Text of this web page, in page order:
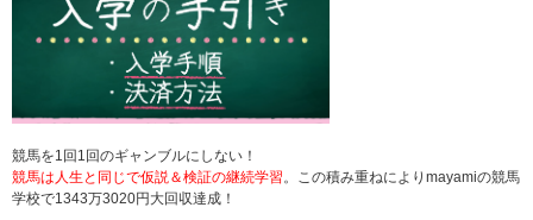
競馬を1回1回のギャンブルにしない！
競馬は人生と同じで仮説＆検証の継続学習。この積み重ねによりmayamiの競馬
学校で1343万3020円大回収達成！